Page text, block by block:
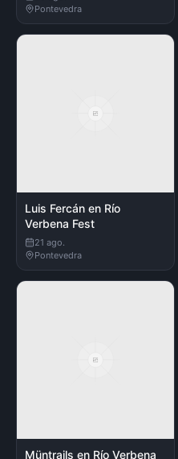
Pontevedra
Luis Fercán en Río
Verbena Fest
21 ago.
Pontevedra
Müntrails en Río Verbena